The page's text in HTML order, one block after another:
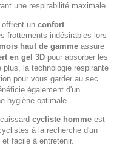
une respirabilité maximale.
un confort
frottements indésirables lors
haut de gamme assure
en gel 3D pour absorber les
la technologie respirante
pour vous garder au sec
également d'un
hygiène optimale.
cycliste homme est
à la recherche d'un
facile à entretenir.